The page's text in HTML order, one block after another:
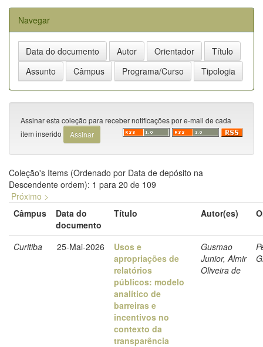
Navegar
Assinar esta coleção para receber notificações por e-mail de cada
item inserido
Coleção's Items (Ordenado por Data de depósito na
Descendente ordem): 1 para 20 de 109
Próximo >
Câmpus
Data do
documento
Título Autor(es)
Curitiba 25-Mai-2026
Usos e
apropriações de
relatórios
públicos: modelo
analítico de
barreiras e
incentivos no
contexto da
transparência
Gusmao
Junior, Almir
Oliveira de